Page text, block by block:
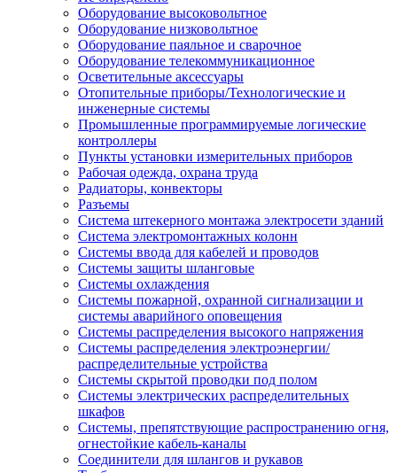
Оборудование высоковольтное
Оборудование низковольтное
Оборудование паяльное и сварочное
Оборудование телекоммуникационное
Осветительные аксессуары
Отопительные приборы/Технологические и
инженерные системы
Промышленные программируемые логические
контроллеры
Пункты установки измерительных приборов
Рабочая одежда, охрана труда
Радиаторы, конвекторы
Разъемы
Система штекерного монтажа электросети зданий
Система электромонтажных колонн
Системы ввода для кабелей и проводов
Системы защиты шланговые
Системы охлаждения
Системы пожарной, охранной сигнализации и
системы аварийного оповещения
Системы распределения высокого напряжения
Системы распределения электроэнергии/
распределительные устройства
Системы скрытой проводки под полом
Системы электрических распределительных
шкафов
Системы, препятствующие распространению огня,
огнестойкие кабель-каналы
Соединители для шлангов и рукавов